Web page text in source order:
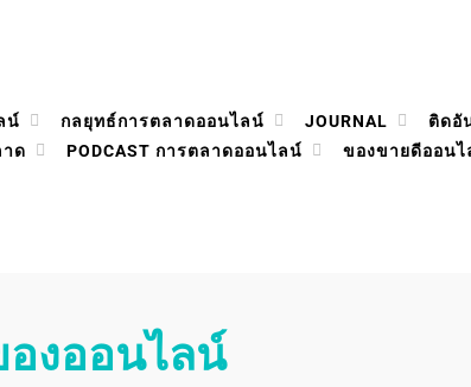
น์ กลยุทธ์การตลาดออนไลน์ JOURNAL
ติดอั
ด PODCAST การตลาดออนไลน์ ของขายดีออนไ
งออนไลน์